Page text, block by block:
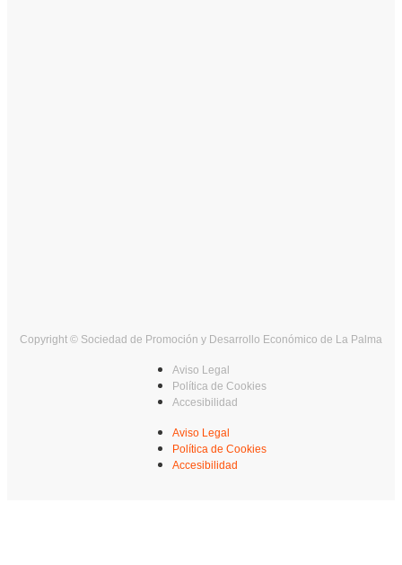
Copyright © Sociedad de Promoción y Desarrollo Económico de La Palma
Aviso Legal
Política de Cookies
Accesibilidad
Aviso Legal
Política de Cookies
Accesibilidad